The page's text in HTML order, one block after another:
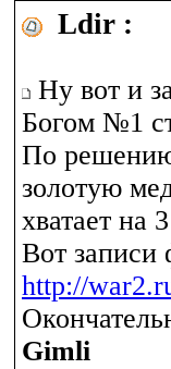
Ldir :
Ну вот и
Богом №1
По решению
золотую
хватает на
Вот записи
http://
Gimli